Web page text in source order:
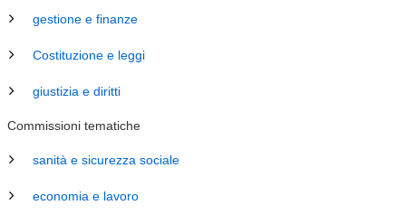
gestione e finanze
Costituzione e leggi
giustizia e diritti
Commissioni tematiche
sanità e sicurezza sociale
economia e lavoro